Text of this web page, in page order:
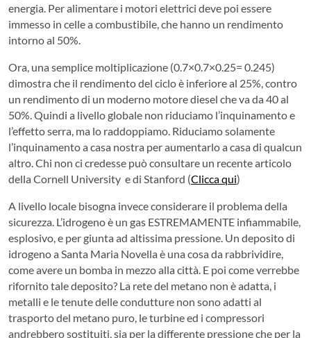
energia. Per alimentare i motori elettrici deve poi essere
immesso in celle a combustibile, che hanno un rendimento
intorno al 50%.
Ora, una semplice moltiplicazione (0.7×0.7×0.25= 0.245)
dimostra che il rendimento del ciclo è inferiore al 25%, contro
un rendimento di un moderno motore diesel che va da 40 al
50%. Quindi a livello globale non riduciamo l’inquinamento e
l’effetto serra, ma lo raddoppiamo. Riduciamo solamente
l’inquinamento a casa nostra per aumentarlo a casa di qualcun
altro. Chi non ci credesse può consultare un recente articolo
della Cornell University e di Stanford (Clicca qui)
A livello locale bisogna invece considerare il problema della
sicurezza. L’idrogeno è un gas ESTREMAMENTE infiammabile,
esplosivo, e per giunta ad altissima pressione. Un deposito di
idrogeno a Santa Maria Novella è una cosa da rabbrividire,
come avere un bomba in mezzo alla città. E poi come verrebbe
rifornito tale deposito? La rete del metano non è adatta, i
metalli e le tenute delle condutture non sono adatti al
trasporto del metano puro, le turbine ed i compressori
andrebbero sostituiti, sia per la differente pressione che per la